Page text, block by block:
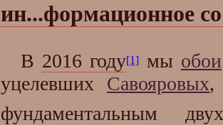
ин...формационное
В 2016 году[1]мы обои
уцелевших Савояровых,
фундаментальным